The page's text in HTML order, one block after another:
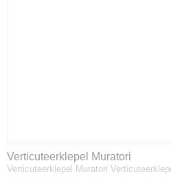
Verticuteerklepel Muratori
Verticuteerklepel Muratori